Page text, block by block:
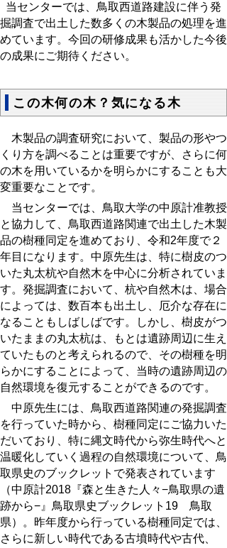
当センターでは、鳥取西道路建設に伴う発
掘調査で出土した数多くの木製品の処理を進
めています。今回の研修成果も活かした今後
の成果にご期待ください。
この木何の木？気になる木
木製品の調査研究において、製品の形やつ
くり方を調べることは重要ですが、さらに何
の木を用いているかを明らかにすることも大
変重要なことです。
当センターでは、鳥取大学の中原計准教授
と協力して、鳥取西道路関連で出土した木製
品の樹種同定を進めており、令和2年度で２
年目になります。中原先生は、特に樹皮のつ
いた丸太杭や自然木を中心に分析されていま
す。発掘調査において、杭や自然木は、場合
によっては、数百本も出土し、厄介な存在に
なることもしばしばです。しかし、樹皮がつ
いたままの丸太杭は、もとは遺跡周辺に生え
ていたものと考えられるので、その樹種を明
らかにすることによって、当時の遺跡周辺の
自然環境を復元することができるのです。
中原先生には、鳥取西道路関連の発掘調査
を行っていた時から、樹種同定にご協力いた
だいており、特に縄文時代から弥生時代へと
温暖化していく過程の自然環境について、鳥
取県史のブックレットで発表されています
（中原計2018 『森と生きた人々−鳥取県の遺
跡から−』鳥取県史ブックレット 19 鳥取
県）。昨年度から行っている樹種同定では、
さらに新しい時代である古墳時代や古代、